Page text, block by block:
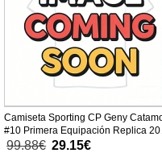
Camiseta Sporting CP Geny
#10 Primera Equipación Replica
26 mangas cortas
99.88€ 29.15€